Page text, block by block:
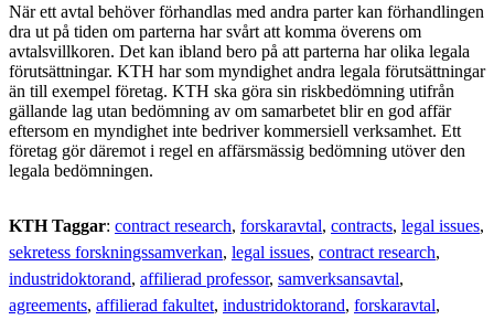
När ett avtal behöver förhandlas med andra parter kan förhandlingen
dra ut på tiden om parterna har svårt att komma överens om
avtalsvillkoren. Det kan ibland bero på att parterna har olika legala
förutsättningar. KTH har som myndighet andra legala förutsättningar
än till exempel företag. KTH ska göra sin riskbedömning utifrån
gällande lag utan bedömning av om samarbetet blir en god affär
eftersom en myndighet inte bedriver kommersiell verksamhet. Ett
företag gör däremot i regel en affärsmässig bedömning utöver den
legala bedömningen.
KTH Taggar: contract research forskaravtal contracts legal issues
sekretess forskningssamverkan legal issues contract research
industridoktorand affilierad professor samverksansavtal
agreements affilierad fakultet industridoktorand forskaravtal